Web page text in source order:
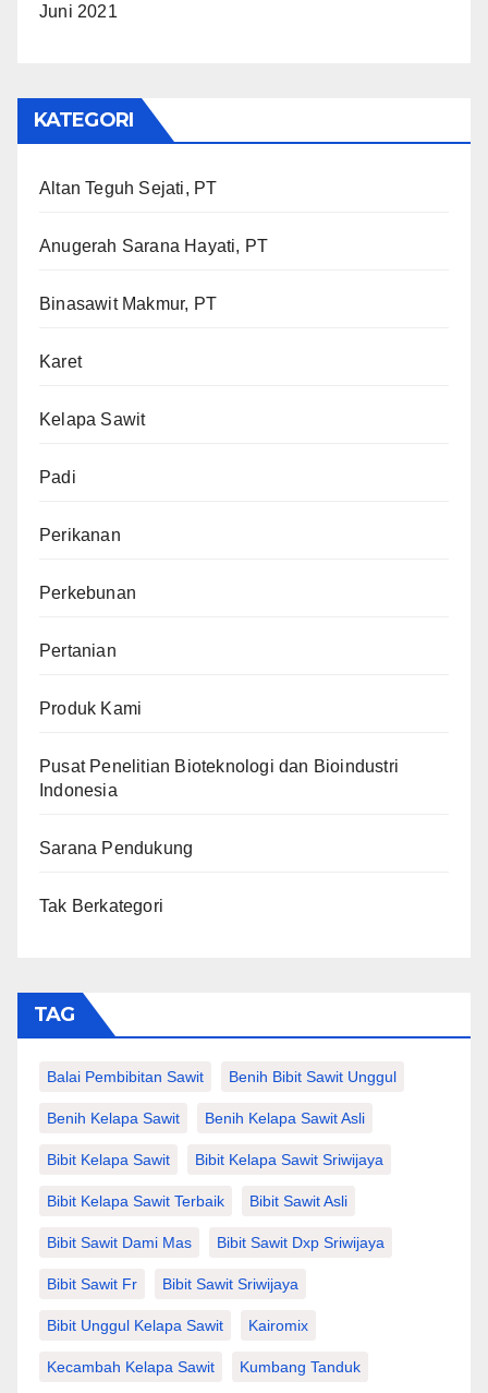
Juni 2021
KATEGORI
Altan Teguh Sejati, PT
Anugerah Sarana Hayati, PT
Binasawit Makmur, PT
Karet
Kelapa Sawit
Padi
Perikanan
Perkebunan
Pertanian
Produk Kami
Pusat Penelitian Bioteknologi dan Bioindustri
Indonesia
Sarana Pendukung
Tak Berkategori
TAG
Balai Pembibitan Sawit Benih Bibit Sawit Unggul
Benih Kelapa Sawit Benih Kelapa Sawit Asli
Bibit Kelapa Sawit Bibit Kelapa Sawit Sriwijaya
Bibit Kelapa Sawit Terbaik Bibit Sawit Asli
Bibit Sawit Dami Mas Bibit Sawit Dxp Sriwijaya
Bibit Sawit Fr Bibit Sawit Sriwijaya
Bibit Unggul Kelapa Sawit Kairomix
Kecambah Kelapa Sawit Kumbang Tanduk